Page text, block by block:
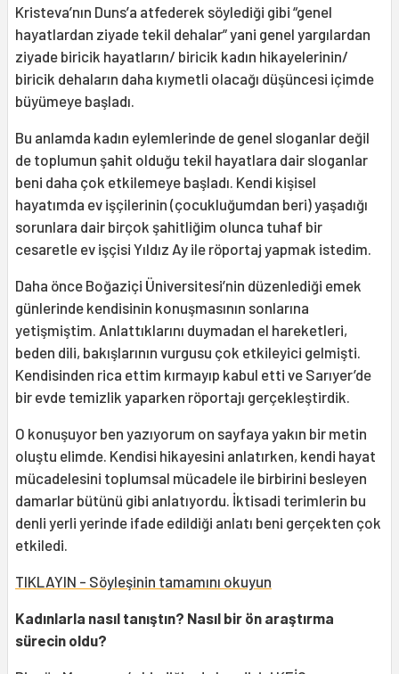
Kristeva’nın Duns’a atfederek söylediği gibi “genel
hayatlardan ziyade tekil dehalar” yani genel yargılardan
ziyade biricik hayatların/ biricik kadın hikayelerinin/
biricik dehaların daha kıymetli olacağı düşüncesi içimde
büyümeye başladı.
Bu anlamda kadın eylemlerinde de genel sloganlar değil
de toplumun şahit olduğu tekil hayatlara dair sloganlar
beni daha çok etkilemeye başladı. Kendi kişisel
hayatımda ev işçilerinin (çocukluğumdan beri) yaşadığı
sorunlara dair birçok şahitliğim olunca tuhaf bir
cesaretle ev işçisi Yıldız Ay ile röportaj yapmak istedim.
Daha önce Boğaziçi Üniversitesi’nin düzenlediği emek
günlerinde kendisinin konuşmasının sonlarına
yetişmiştim. Anlattıklarını duymadan el hareketleri,
beden dili, bakışlarının vurgusu çok etkileyici gelmişti.
Kendisinden rica ettim kırmayıp kabul etti ve Sarıyer’de
bir evde temizlik yaparken röportajı gerçekleştirdik.
O konuşuyor ben yazıyorum on sayfaya yakın bir metin
oluştu elimde. Kendisi hikayesini anlatırken, kendi hayat
mücadelesini toplumsal mücadele ile birbirini besleyen
damarlar bütünü gibi anlatıyordu. İktisadi terimlerin bu
denli yerli yerinde ifade edildiği anlatı beni gerçekten çok
etkiledi.
TIKLAYIN - Söyleşinin tamamını okuyun
Kadınlarla nasıl tanıştın? Nasıl bir ön araştırma
sürecin oldu?